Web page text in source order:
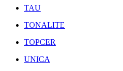
TAU
TONALITE
TOPCER
UNICA